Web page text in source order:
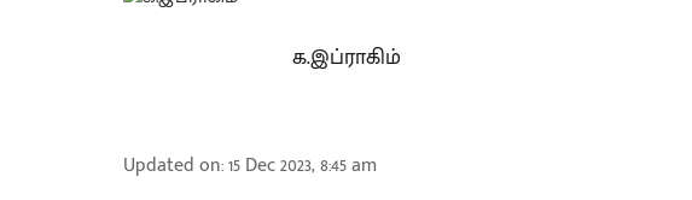
க.இப்ராகிம்
Updated on:15 Dec 2023, 8:45 am